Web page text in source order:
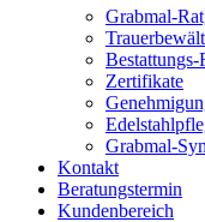
Grabmal-
Bestattungs-
Zertifikate
Grabmal-
Kontakt
Beratungstermin
Kundenbereich